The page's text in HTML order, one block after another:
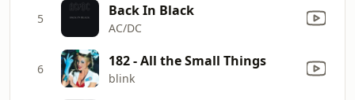
5 Back In Black
AC/DC
6 182 - All the Small Things
blink